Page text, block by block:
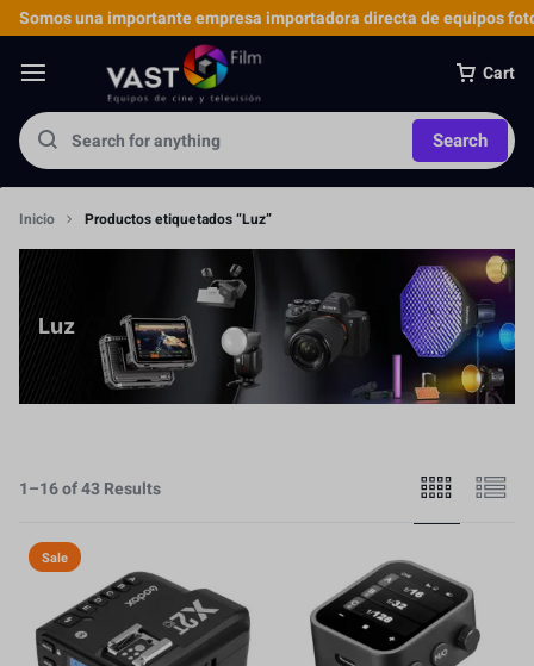
Somos una importante empresa importadora directa de equipos
Cart
Search
Inicio Productos etiquetados “Luz”
Luz
1–16 of 43 Results
Sale